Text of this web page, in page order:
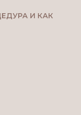
И КАК